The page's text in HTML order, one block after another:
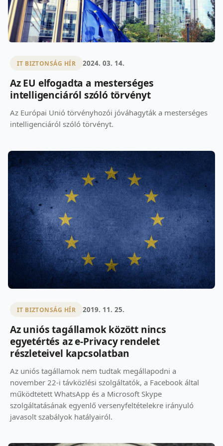
IT BIZTONSÁG HÍR 2024. 03. 14.
Az EU elfogadta a mesterséges
intelligenciáról szóló törvényt
Az Európai Unió törvényhozói jóváhagyták a mesterséges
intelligenciáról szóló törvényt.
IT BIZTONSÁG HÍR 2019. 11. 25.
Az uniós tagállamok között nincs
egyetértés az e-Privacy rendelet
részleteivel kapcsolatban
Az uniós tagállamok nem tudtak megállapodni a
november 22-i távközlési szolgáltatók, a Facebook által
működtetett WhatsApp és a Microsoft Skype
szolgáltatásának egyenlő versenyfeltételekre irányuló
javasolt szabályok hatályairól.